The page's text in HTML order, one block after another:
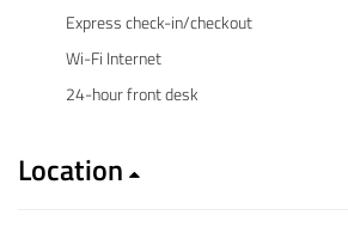
Express check-in/checkout
Wi-Fi Internet
24-hour front desk
Location